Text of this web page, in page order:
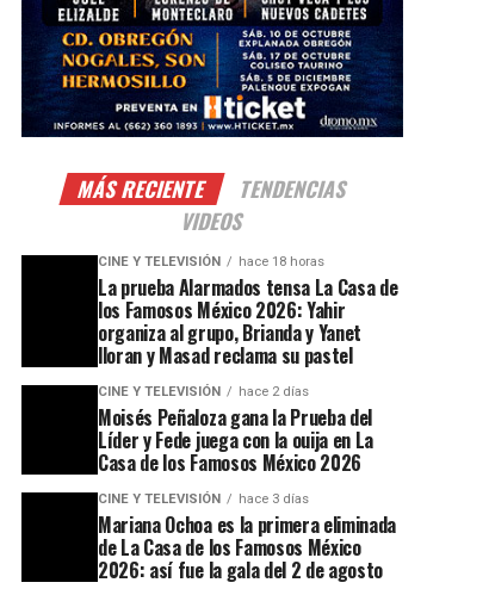
MÁS RECIENTE
TENDENCIAS
VIDEOS
CINE Y TELEVISIÓN hace 18 horas
La prueba Alarmados tensa La Casa de
los Famosos México 2026: Yahir
organiza al grupo, Brianda y Yanet
lloran y Masad reclama su pastel
CINE Y TELEVISIÓN hace 2 días
Moisés Peñaloza gana la Prueba del
Líder y Fede juega con la ouija en La
Casa de los Famosos México 2026
CINE Y TELEVISIÓN hace 3 días
Mariana Ochoa es la primera eliminada
de La Casa de los Famosos México
2026: así fue la gala del 2 de agosto